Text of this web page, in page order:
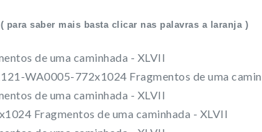
( para saber mais basta clicar nas palavras a laranja )